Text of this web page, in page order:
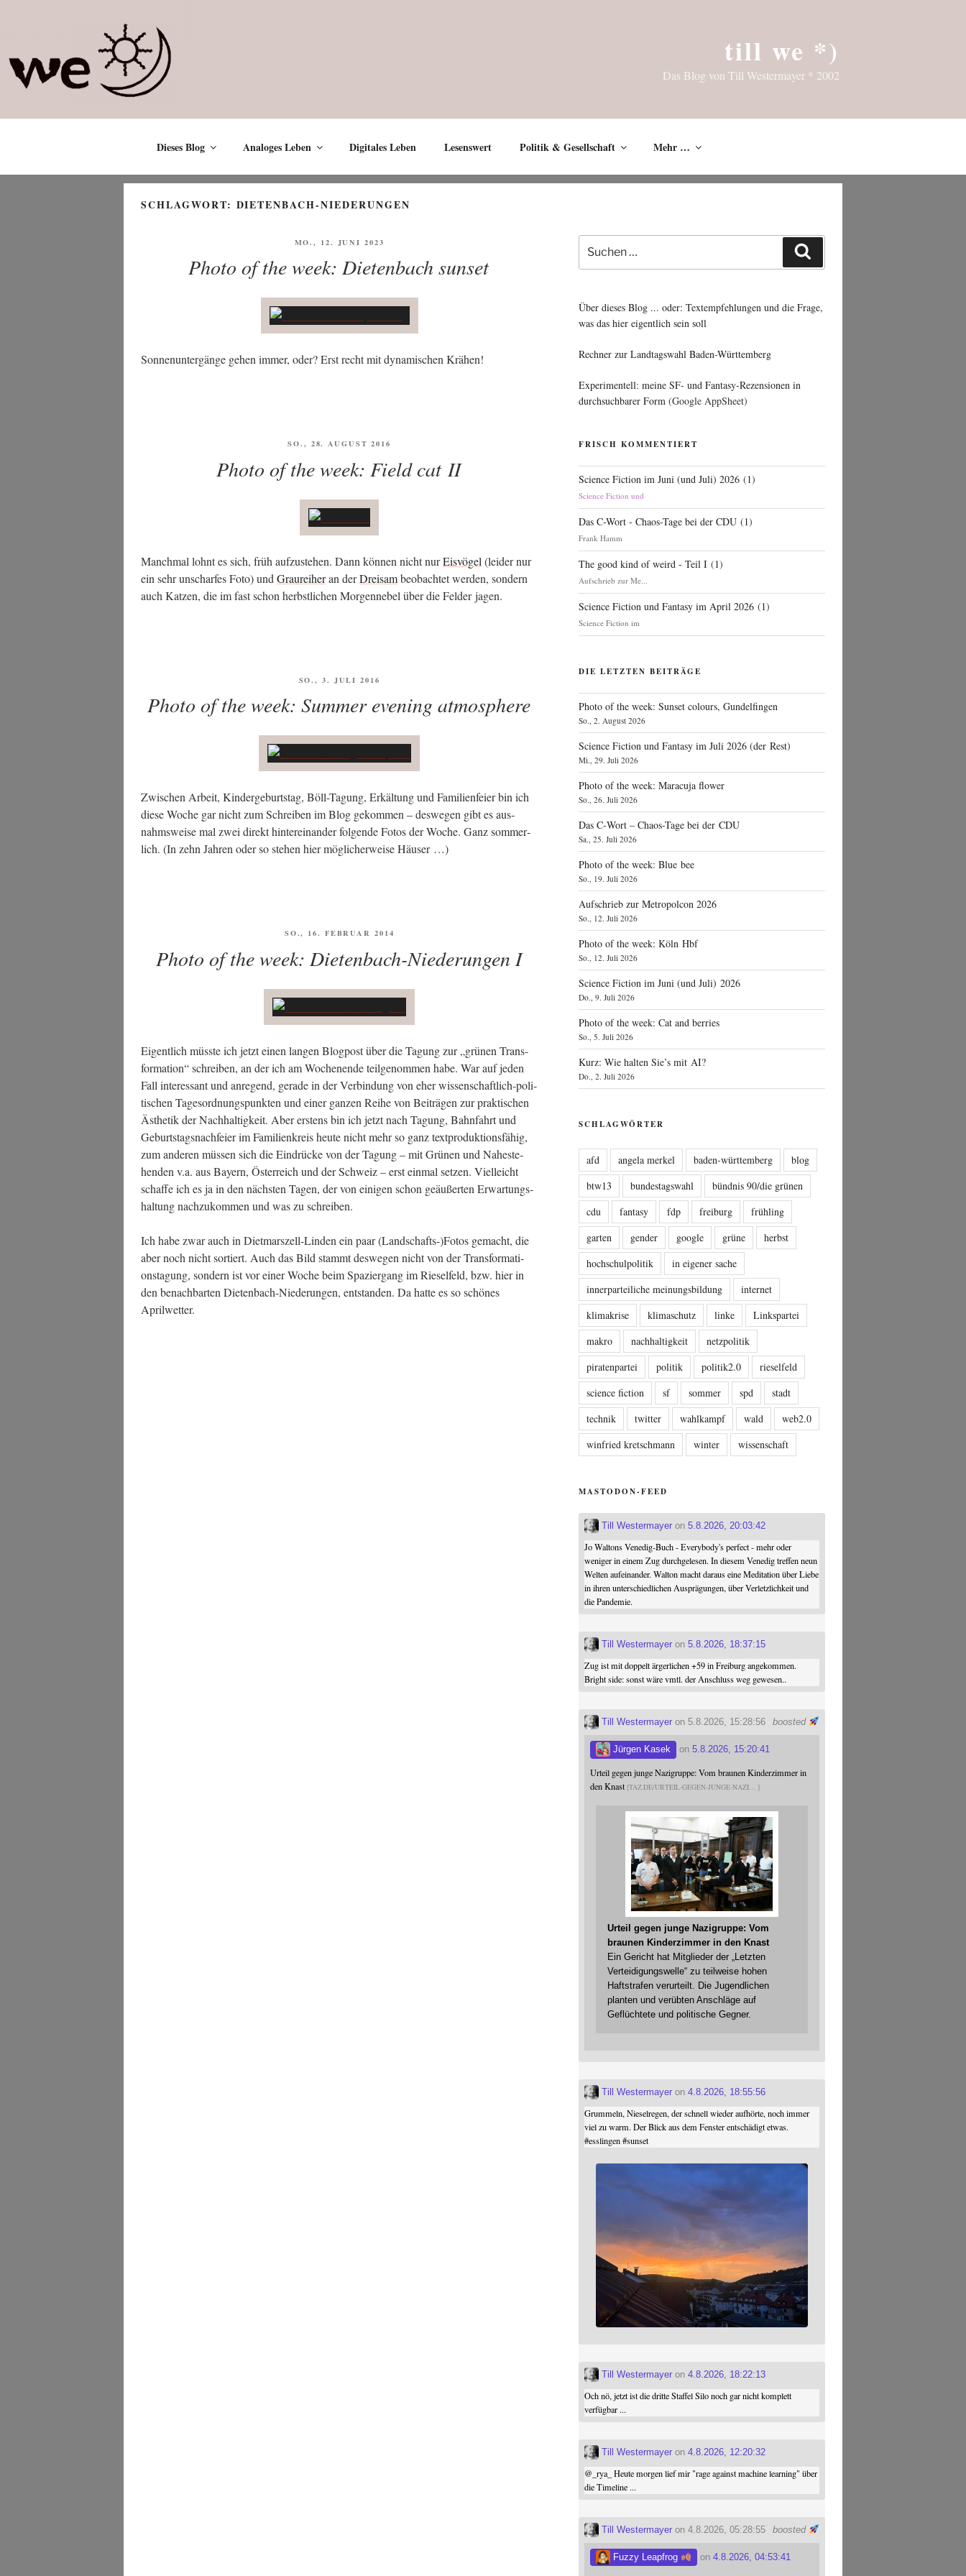
till we *)
Das Blog von Till Westermayer * 2002
Dieses Blog Analoges Leben Digitales Leben Lesenswert Politik & Gesellschaft Mehr …
SCHLAGWORT: DIETENBACH-NIEDERUNGEN
VERÖFFENTLICHT
MO., 12. JUNI 2023
Photo of the week: Dietenbach sunset
Son­nen­un­ter­gän­ge gehen immer, oder? Erst recht mit dyna­mi­schen Krähen!
VERÖFFENTLICHT
SO., 28. AUGUST 2016
Photo of the week: Field cat II
Manch­mal lohnt es sich, früh auf­zu­ste­hen. Dann kön­nen nicht nurEis­vö­gel (lei­der nur
ein sehr unschar­fes Foto) und Grau­rei­heran derDrei­sambeob­ach­tet wer­den, son­dern
auch Kat­zen, die im fast schon herbst­li­chen Mor­gen­ne­bel über die Fel­der jagen.
VERÖFFENTLICHT
SO., 3. JULI 2016
Photo of the week: Summer evening atmosphere
Zwi­schen Arbeit, Kin­der­ge­burts­tag, Böll-Tagung, Erkäl­tung und Fami­li­en­fei­er bin ich
die­se Woche gar nicht zum Schrei­ben im Blog gekom­men – des­we­gen gibt es aus­
nahms­wei­se mal zwei direkt hin­ter­ein­an­der fol­gen­de Fotos der Woche. Ganz som­mer­
lich. (In zehn Jah­ren oder so ste­hen hier mög­li­cher­wei­se Häuser …)
VERÖFFENTLICHT
SO., 16. FEBRUAR 2014
Photo of the week: Dietenbach-Niederungen I
Eigent­lich müss­te ich jetzt einen lan­gen Blog­post über die Tagung zur „grü­nen Trans­
for­ma­ti­on“ schrei­ben, an der ich am Wochen­en­de teil­ge­nom­men habe. War auf jeden
Fall inter­es­sant und anre­gend, gera­de in der Ver­bin­dung von eher wis­sen­schaft­lich-poli­
ti­schen Tages­ord­nungs­punk­ten und einer gan­zen Rei­he von Bei­trä­gen zur prak­ti­schen
Ästhe­tik der Nach­hal­tig­keit. Aber ers­tens bin ich jetzt nach Tagung, Bahn­fahrt und
Geburts­tags­nach­fei­er im Fami­li­en­kreis heu­te nicht mehr so ganz text­pro­duk­ti­ons­fä­hig,
zum ande­ren müs­sen sich die Ein­drü­cke von der Tagung – mit Grü­nen und Nahe­ste­
hen­den v.a. aus Bay­ern, Öster­reich und der Schweiz – erst ein­mal set­zen. Viel­leicht
schaf­fe ich es ja in den nächs­ten Tagen, der von eini­gen schon geäu­ßer­ten Erwar­tungs­
hal­tung nach­zu­kom­men und was zu schreiben.
Ich habe zwar auch in Diet­mars­zell-Lin­den ein paar (Landschafts-)Fotos gemacht, die
aber noch nicht sor­tiert. Auch das Bild stammt des­we­gen nicht von der Trans­for­ma­ti­
ons­ta­gung, son­dern ist vor einer Woche beim Spa­zier­gang im Rie­sel­feld, bzw. hier in
den benach­bar­ten Die­ten­bach-Nie­de­run­gen, ent­stan­den. Da hat­te es so schö­nes
Aprilwetter.
Suche
nach:
Über dieses Blog ... oder: Textempfehlungen und die Frage,
was das hier eigentlich sein soll
Rechner zur Landtagswahl Baden-Württemberg
Experimentell: meine SF- und Fantasy-Rezensionen in
durchsuchbarer Form (Google AppSheet)
FRISCH KOMMENTIERT
Science Fiction im Juni (und Juli) 2026 (1)
Science Fiction und
Das C-Wort - Chaos-Tage bei der CDU (1)
Frank Hamm
The good kind of weird - Teil I (1)
Aufschrieb zur Me...
Science Fiction und Fantasy im April 2026 (1)
Science Fiction im
DIE LETZTEN BEITRÄGE
Photo of the week: Sunset colours, Gundelfingen
So., 2. August 2026
Science Fiction und Fantasy im Juli 2026 (der Rest)
Mi., 29. Juli 2026
Photo of the week: Maracuja flower
So., 26. Juli 2026
Das C‑Wort – Chaos-Tage bei der CDU
Sa., 25. Juli 2026
Photo of the week: Blue bee
So., 19. Juli 2026
Aufschrieb zur Metropolcon 2026
So., 12. Juli 2026
Photo of the week: Köln Hbf
So., 12. Juli 2026
Science Fiction im Juni (und Juli) 2026
Do., 9. Juli 2026
Photo of the week: Cat and berries
So., 5. Juli 2026
Kurz: Wie halten Sie’s mit AI?
Do., 2. Juli 2026
SCHLAGWÖRTER
afd angela merkel baden-württemberg
blog
btw13
bundestagswahl
bündnis 90/die grünen
cdu
fantasy fdp freiburg
frühling
garten
gender google grüne
herbst
hochschulpolitik
in eigener sache
innerparteiliche meinungsbildung
internet
klimakrise
klimaschutz linke
Linkspartei
makro
nachhaltigkeit
netzpolitik
piratenpartei
politik politik2.0
rieselfeld
science fiction
sf sommer spd
stadt
technik
twitter wahlkampf wald
web2.0
winfried kretschmann
winter wissenschaft
MASTODON-FEED
Till Westermayer on5.8.2026, 20:03:42
Jo Waltons Venedig-Buch - Everybody's perfect - mehr oder
weniger in einem Zug durchgelesen. In diesem Venedig treffen neun
Welten aufeinander. Walton macht daraus eine Meditation über Liebe
in ihren unterschiedlichen Ausprägungen, über Verletzlichkeit und
die Pandemie.
Till Westermayer on5.8.2026, 18:37:15
Zug ist mit doppelt ärgerlichen +59 in Freiburg angekommen.
Bright side: sonst wäre vmtl. der Anschluss weg gewesen..
boosted
Till Westermayer on 5.8.2026, 15:28:56
Jürgen Kasek on5.8.2026, 15:20:41
Urteil gegen junge Nazigruppe: Vom braunen Kinderzimmer in
den Knast TAZ.DE/URTEIL-GEGEN-JUNGE-NAZI
Urteil gegen junge Nazigruppe: Vom
braunen Kinderzimmer in den Knast
Ein Gericht hat Mitglieder der „Letzten
Verteidigungswelle“ zu teilweise hohen
Haftstrafen verurteilt. Die Jugendlichen
planten und verübten Anschläge auf
Geflüchtete und politische Gegner.
Till Westermayer on4.8.2026, 18:55:56
Grummeln, Nieselregen, der schnell wieder aufhörte, noch immer
viel zu warm. Der Blick aus dem Fenster entschädigt etwas.
#esslingen #sunset
Till Westermayer on4.8.2026, 18:22:13
Och nö, jetzt ist die dritte Staffel Silo noch gar nicht komplett
verfügbar ...
Till Westermayer on4.8.2026, 12:20:32
@ _rya_ Heute morgen lief mir "rage against machine learning" über
die Timeline ...
boosted
Till Westermayer on 4.8.2026, 05:28:55
Fuzzy Leapfrog on 4.8.2026, 04:53:41